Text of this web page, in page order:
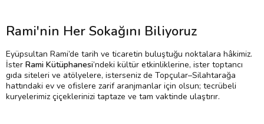
Rami'nin Her Sokağını Biliyoruz
Eyüpsultan Rami’de tarih ve ticaretin buluştuğu noktalara hâkimiz.
İster Rami Kütüphanesi’ndeki kültür etkinliklerine, ister toptancı
gıda siteleri ve atölyelere, isterseniz de Topçular–Silahtarağa
hattındaki ev ve ofislere zarif aranjmanlar için olsun; tecrübeli
kuryelerimiz çiçeklerinizi taptaze ve tam vaktinde ulaştırır.